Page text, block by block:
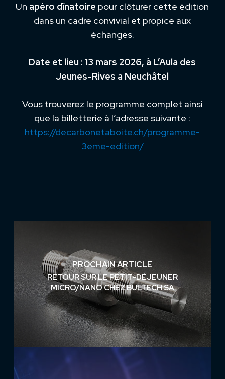
Un apéro dînatoire pour clôturer cette édition
dans un cadre convivial et propice aux
échanges.
Date et lieu : 13 mars 2026, à L’Aula des
Jeunes-Rives a Neuchâtel
Vous trouverez le programme complet ainsi
que la billetterie à l’adresse suivante :
https://decarbonetaboite.ch/programme-
3eme-edition/
PROCHAIN ARTICLE
RETOUR SUR LE PETIT-DÉJEUNER
MICRO/NANO CHEZ BULTECH SA